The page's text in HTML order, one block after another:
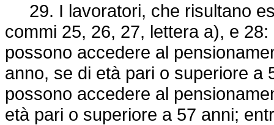
29. I lavoratori, che risultano
commi 25, 26, 27, lettera a), e
possono accedere al
anno, se di età pari o superiore a
possono accedere al
età pari o superiore a 57 anni;